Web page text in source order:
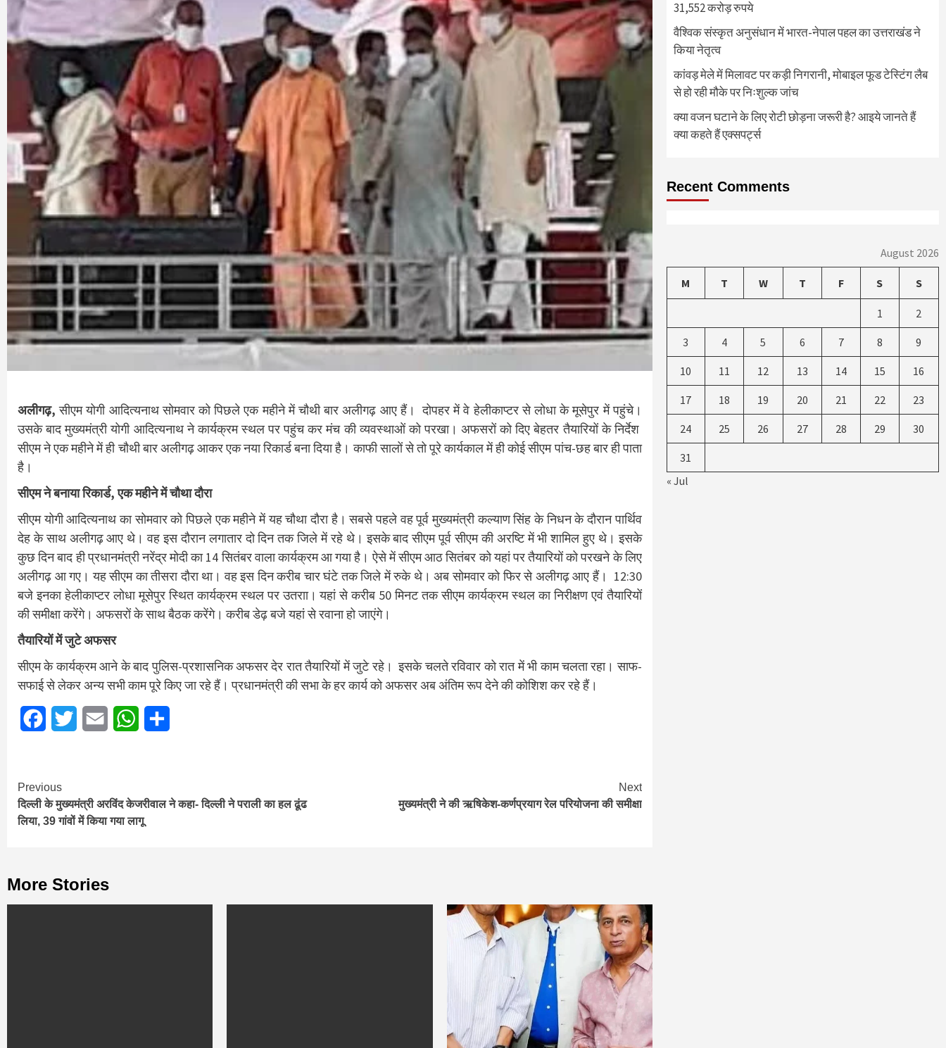
अलीगढ़,सीएम योगी आदित्यनाथ सोमवार को पिछले एक महीने में चौथी बार अलीगढ़ आए हैं। दोपहर में वे हेलीकाप्‍टर से लोधा के मूसेपुर में पहुंचे।
उसके बाद मुख्यमंत्री योगी आदित्यनाथ ने कार्यक्रम स्थल पर पहुंच कर मंच की व्यवस्थाओं को परखा। अफसरों को दिए बेहतर तैयारियों के निर्देश
सीएम ने एक महीने में ही चौथी बार अलीगढ़ आकर एक नया रिकार्ड बना दिया है। काफी सालों से तो पूरे कार्यकाल में ही कोई सीएम पांच-छह बार ही पाता
है।
सीएम ने बनाया रिकार्ड, एक महीने में चौथा दौरा
सीएम योगी आदित्यनाथ का सोमवार को पिछले एक महीने में यह चौथा दौरा है। सबसे पहले वह पूर्व मुख्यमंत्री कल्याण सिंह के निधन के दौरान पार्थिव
देह के साथ अलीगढ़ आए थे। वह इस दौरान लगातार दो दिन तक जिले में रहे थे। इसके बाद सीएम पूर्व सीएम की अरष्टि में भी शामिल हुए थे। इसके
कुछ दिन बाद ही प्रधानमंत्री नरेंद्र मोदी का 14 सितंबर वाला कार्यक्रम आ गया है। ऐसे में सीएम आठ सितंबर को यहां पर तैयारियों को परखने के लिए
अलीगढ़ आ गए। यह सीएम का तीसरा दौरा था। वह इस दिन करीब चार घंटे तक जिले में रुके थे। अब सोमवार को फिर से अलीगढ़ आए हैं। 12:30
बजे इनका हेलीकाप्टर लोधा मूसेपुर स्थित कार्यक्रम स्थल पर उतराा। यहां से करीब 50 मिनट तक सीएम कार्यक्रम स्थल का निरीक्षण एवं तैयारियों
की समीक्षा करेंगे। अफसरों के साथ बैठक करेंगे। करीब डेढ़ बजे यहां से रवाना हो जाएंगे।
तैयारियों में जुटे अफसर
सीएम के कार्यक्रम आने के बाद पुलिस-प्रशासनिक अफसर देर रात तैयारियों में जुटे रहे। इसके चलते रविवार को रात में भी काम चलता रहा। साफ-
सफाई से लेकर अन्य सभी काम पूरे किए जा रहे हैं। प्रधानमंत्री की सभा के हर कार्य को अफसर अब अंतिम रूप देने की कोशिश कर रहे हैं।
FacebookTwitter Email WhatsApp
Continue
Reading
Previous
दिल्ली के मुख्यमंत्री अरविंद केजरीवाल ने कहा- दिल्ली ने पराली का हल ढूंढ
लिया, 39 गांवों में किया गया लागू
Next
मुख्यमंत्री ने की ऋषिकेश-कर्णप्रयाग रेल परियोजना की समीक्षा
More Stories
31,552 करोड़ रुपये
वैश्विक संस्कृत अनुसंधान में भारत-नेपाल पहल का उत्तराखंड ने
किया नेतृत्व
कांवड़ मेले में मिलावट पर कड़ी निगरानी, मोबाइल फूड टेस्टिंग लैब
से हो रही मौके पर निःशुल्क जांच
क्या वजन घटाने के लिए रोटी छोड़ना जरूरी है? आइये जानते हैं
क्या कहते हैं एक्सपर्ट्स
Recent Comments
August 2026
M T W T F S S
1 2
3 4 5 6 7 8 9
10 11 12 13 14 15 16
17 18 19 20 21 22 23
24 25 26 27 28 29 30
31
« Jul